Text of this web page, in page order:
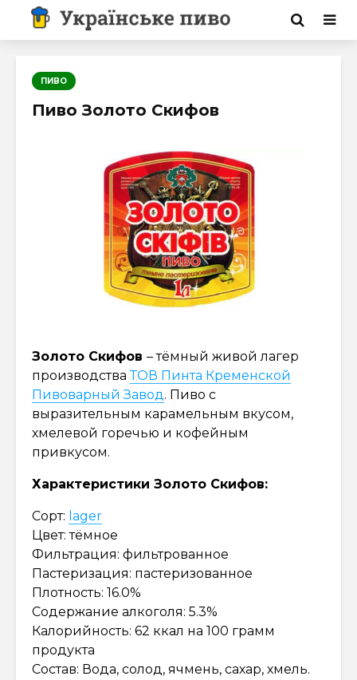
ПИВО
Пиво Золото Скифов
Золото Скифов – тёмный живой лагер
производстваТОВ Пинта Кременской
Пивоварный Завод. Пиво с
выразительным карамельным вкусом,
хмелевой горечью и кофейным
привкусом.
Характеристики Золото Скифов:
Сорт: lager
Цвет: тёмное
Фильтрация: фильтрованное
Пастеризация: пастеризованное
Плотность: 16.0%
Содержание алкоголя: 5.3%
Калорийность: 62 ккал на 100 грамм
продукта
Состав: Вода, солод, ячмень, сахар, хмель.